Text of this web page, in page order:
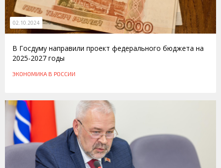
02.10.2024
В Госдуму направили проект федерального бюджета на
2025-2027 годы
ЭКОНОМИКА В РОССИИ